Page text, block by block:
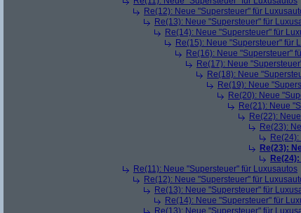
Re(12): Neue "Supersteuer" für
Re(13): Neue "Supersteuer" für
Re(14): Neue "Supersteuer" für
Re(15): Neue "Supersteuer" für
Re(16): Neue "Supersteuer"
Re(17): Neue
Re(18): Neue
Re(19): Neue
Re(20): Neue
Re(21): Neue
Re(22):
Re(23):
Re(23):
Re(11): Neue "Supersteuer" für Luxusautos
Re(12): Neue "Supersteuer" für
Re(13): Neue "Supersteuer" für
Re(14): Neue "Supersteuer" für
Re(13): Neue "Supersteuer" für